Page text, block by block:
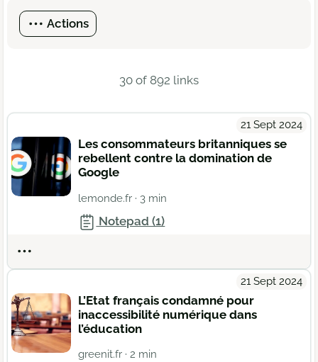
Actions
30 of 892 links
21 Sept 2024
Les consommateurs britanniques se
rebellent contre la domination de
Google
lemonde.fr · 3 min
Notepad (1)
21 Sept 2024
L’Etat français condamné pour
inaccessibilité numérique dans
l’éducation
greenit.fr · 2 min